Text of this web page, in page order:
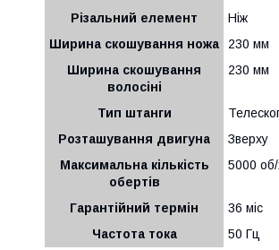
Різальний елемент
Ніж
Ширина скошування ножа
230 мм
Ширина скошування
волосіні
230 мм
Тип штанги
Розташування двигуна
Зверху
Максимальна кількість
обертів
5000 об/
Гарантійний термін
36 міс
Частота тока
50 Гц